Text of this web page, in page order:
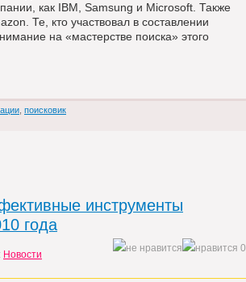
как IBM, Samsung и Microsoft. Также
Те, кто участвовал в составлении
на «мастерстве поиска» этого
поисковик
инструменты
года
Новости
0